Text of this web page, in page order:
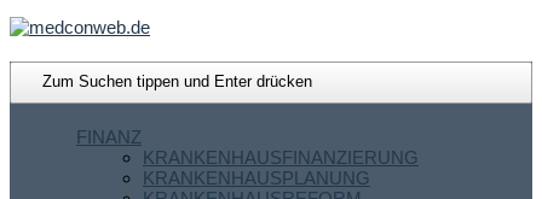
FINANZ
KRANKENHAUSFINANZIERUNG
KRANKENHAUSPLANUNG